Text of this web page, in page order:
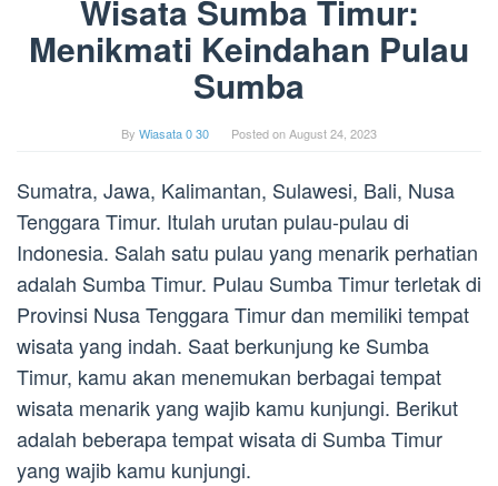
Wisata Sumba Timur:
Menikmati Keindahan Pulau
Sumba
By Wiasata 0 30 Posted onAugust 24, 2023
Sumatra, Jawa, Kalimantan, Sulawesi, Bali, Nusa
Tenggara Timur. Itulah urutan pulau-pulau di
Indonesia. Salah satu pulau yang menarik perhatian
adalah Sumba Timur. Pulau Sumba Timur terletak di
Provinsi Nusa Tenggara Timur dan memiliki tempat
wisata yang indah. Saat berkunjung ke Sumba
Timur, kamu akan menemukan berbagai tempat
wisata menarik yang wajib kamu kunjungi. Berikut
adalah beberapa tempat wisata di Sumba Timur
yang wajib kamu kunjungi.